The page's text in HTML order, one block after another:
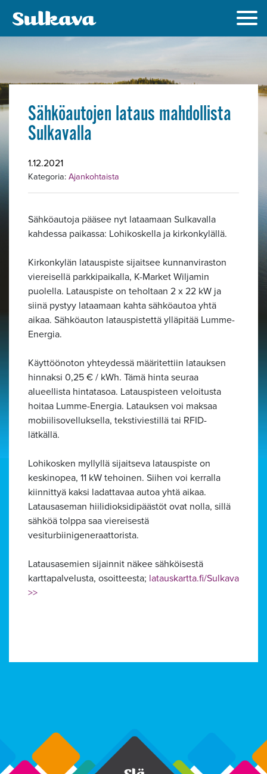
Sähköautojen lataus mahdollista
Sulkavalla
1.12.2021
Kategoria:Ajankohtaista
Sähköautoja pääsee nyt lataamaan Sulkavalla
kahdessa paikassa: Lohikoskella ja kirkonkylällä.
Kirkonkylän latauspiste sijaitsee kunnanviraston
viereisellä parkkipaikalla, K-Market Wiljamin
puolella. Latauspiste on teholtaan 2 x 22 kW ja
siinä pystyy lataamaan kahta sähköautoa yhtä
aikaa. Sähköauton latauspistettä ylläpitää Lumme-
Energia.
Käyttöönoton yhteydessä määritettiin latauksen
hinnaksi 0,25 € / kWh. Tämä hinta seuraa
alueellista hintatasoa. Latauspisteen veloitusta
hoitaa Lumme-Energia. Latauksen voi maksaa
mobiilisovelluksella, tekstiviestillä tai RFID-
lätkällä.
Lohikosken myllyllä sijaitseva latauspiste on
keskinopea, 11 kW tehoinen. Siihen voi kerralla
kiinnittyä kaksi ladattavaa autoa yhtä aikaa.
Latausaseman hiilidioksidipäästöt ovat nolla, sillä
sähköä tolppa saa viereisestä
vesiturbiinigeneraattorista.
Latausasemien sijainnit näkee sähköisestä
karttapalvelusta, osoitteesta; latauskartta.fi/Sulkava
>>
Alavalikko